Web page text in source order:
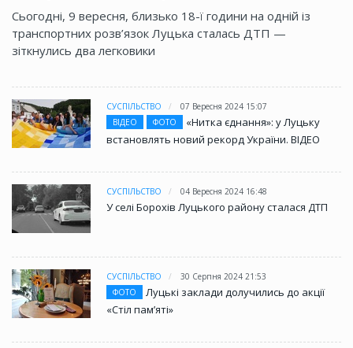
Сьогодні, 9 вересня, близько 18-ї години на одній із
транспортних розв’язок Луцька сталась ДТП —
зіткнулись два легковики
СУСПІЛЬСТВО
07 Вересня 2024 15:07
ВІДЕО
ФОТО
«Нитка єднання»: у Луцьку
встановлять новий рекорд України. ВІДЕО
СУСПІЛЬСТВО 04 Вересня 2024 16:48
У селі Борохів Луцького району сталася ДТП
СУСПІЛЬСТВО
30 Серпня 2024 21:53
ФОТО
Луцькі заклади долучились до акції
«Стіл памʼяті»